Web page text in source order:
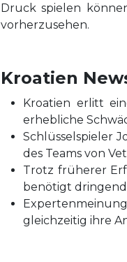
Druck spielen
vorherzusehen.
Kroatien
Kroatien erlitt
erhebliche
Schlüsselspieler
des Teams von
Trotz früherer
benötigt dringend
gleichzeitig ihre